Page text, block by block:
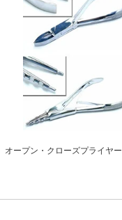
オープン・クローズプライヤー